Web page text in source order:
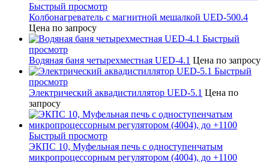
Быстрый просмотр
Колбонагреватель с магнитной мешалкой UED-500.4
Цена по запросу
Быстрый
просмотр
Водяная баня четырехместная UED-4.1 Цена по запросу
Быстрый
просмотр
Электрический аквадистиллятор UED-5.1 Цена по
запросу
Быстрый просмотр
ЭКПС 10, Муфельная печь с одноступенчатым
микропроцессорным регулятором (4004), до +1100